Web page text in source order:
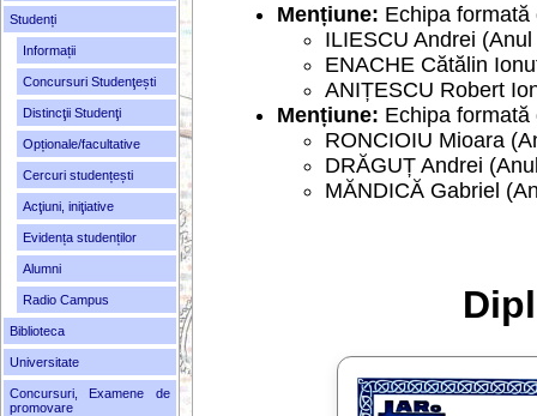
Studenți
Informații
Concursuri Studenţești
Distincţii Studenţi
Opționale/facultative
Cercuri studențești
Acţiuni, iniţiative
Evidența studenților
Alumni
Radio Campus
Biblioteca
Universitate
Concursuri, Examene de
promovare
Mențiune: Echipa formată
ILIESCU Andrei (Anul
ENACHE Cătălin
ANIȚESCU Robert
Mențiune: Echipa formată
RONCIOIU Mioara
DRĂGUȚ Andrei
MĂNDICĂ Gabriel